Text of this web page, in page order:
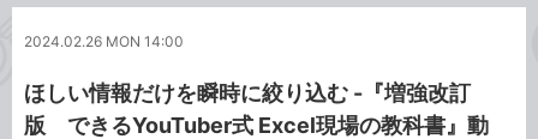
ッ
2024.02.26 MON 14:00
ほしい情報だけを瞬時に絞り込む -『増強改訂
版 できるYouTuber式 Excel現場の教科書』動